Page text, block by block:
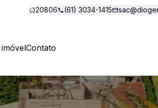
20806 (61) 3034-1415
Contato